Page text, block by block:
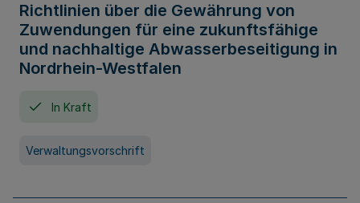
Richtlinien über die Gewährung von
Zuwendungen für eine zukunftsfähige
und nachhaltige Abwasserbeseitigung in
Nordrhein-Westfalen
In Kraft
Verwaltungsvorschrift